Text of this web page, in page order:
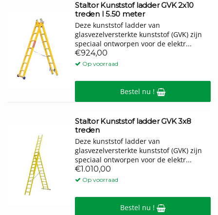
Staltor Kunststof ladder GVK 2x10
treden I 5.50 meter
Deze kunststof ladder van
glasvezelversterkte kunststof (GVK) zijn
speciaal ontworpen voor de elektr...
€924,00
Op voorraad
Bestel nu !
Staltor Kunststof ladder GVK 3x8
treden
Deze kunststof ladder van
glasvezelversterkte kunststof (GVK) zijn
speciaal ontworpen voor de elektr...
€1.010,00
Op voorraad
Bestel nu !